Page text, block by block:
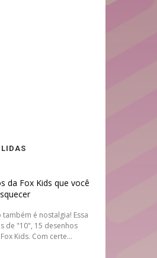
da Fox Kids que você
também é nostalgia! Essa
de "10", 15 desenhos
Kids. Com certe...